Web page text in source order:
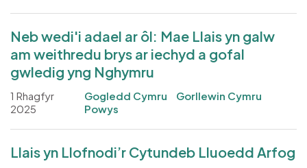
Neb wedi'i adael ar ôl: Mae Llais yn galw
am weithredu brys ar iechyd a gofal
gwledig yng Nghymru
1 Rhagfyr
2025
Gogledd Cymru
Gorllewin Cymru
Powys
Llais yn Llofnodi’r Cytundeb Lluoedd Arfog